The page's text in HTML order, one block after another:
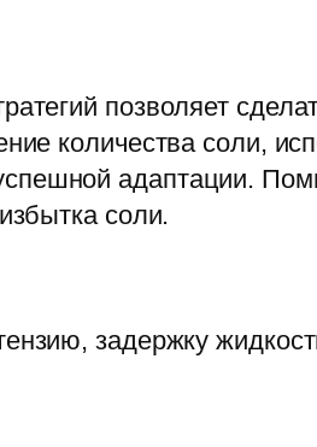
позволяет
количества соли,
адаптации.
соли.
задержку